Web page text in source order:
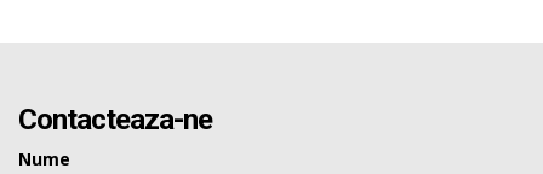
Contacteaza-ne
Nume